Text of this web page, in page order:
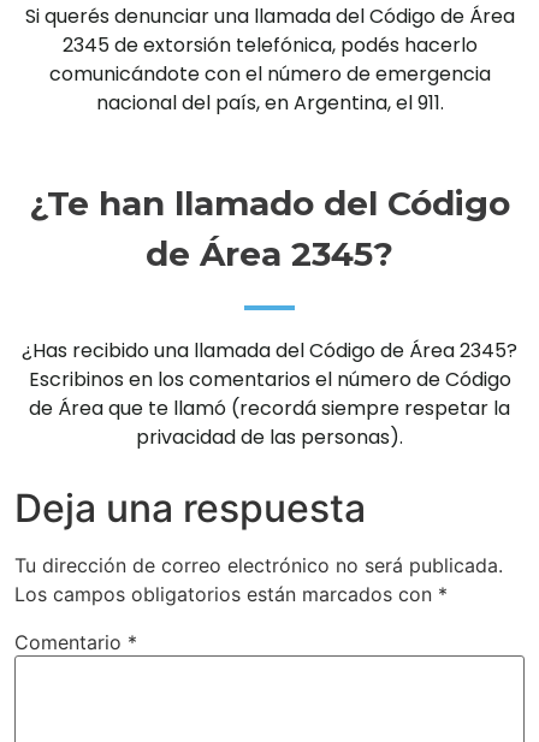
Si querés denunciar una llamada del Código de Área
2345 de extorsión telefónica, podés hacerlo
comunicándote con el número de emergencia
nacional del país, en Argentina, el 911.
¿Te han llamado del Código
de Área 2345?
¿Has recibido una llamada del Código de Área 2345?
Escribinos en los comentarios el número de Código
de Área que te llamó (recordá siempre respetar la
privacidad de las personas).
Deja una respuesta
Tu dirección de correo electrónico no será publicada.
Los campos obligatorios están marcados con *
Comentario *